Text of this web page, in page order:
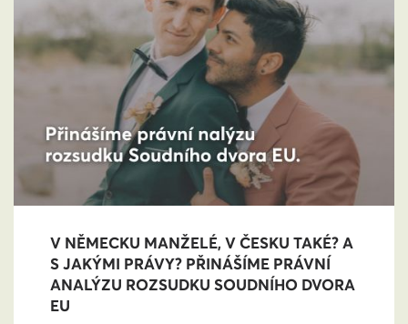
V NĚMECKU MANŽELÉ, V ČESKU TAKÉ? A
S JAKÝMI PRÁVY? PŘINÁŠÍME PRÁVNÍ
ANALÝZU ROZSUDKU SOUDNÍHO DVORA
EU